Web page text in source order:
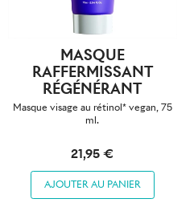
MASQUE
RAFFERMISSANT
RÉGÉNÉRANT
Masque visage au rétinol* vegan, 75
ml.
21,95 €
AJOUTER AU PANIER